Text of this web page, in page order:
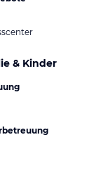
& Kinder